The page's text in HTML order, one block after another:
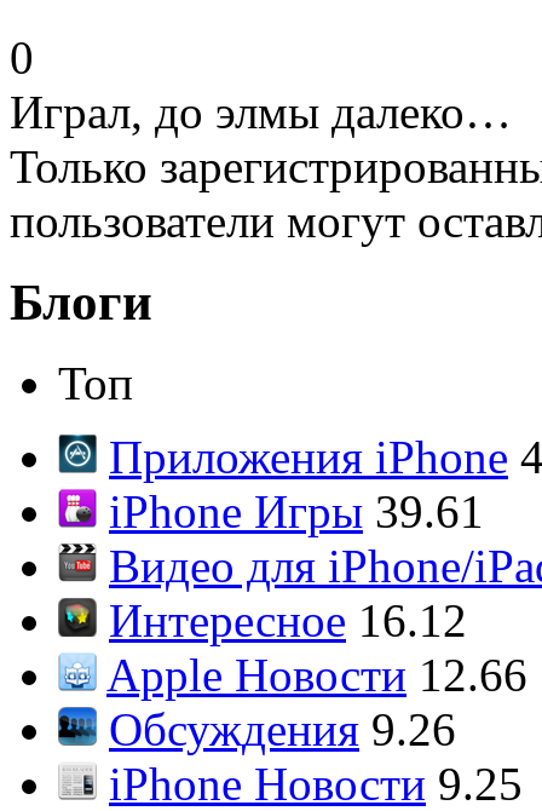
0
Играл, до элмы далеко…
Только
пользователи могут
Блоги
Топ
Приложения iPhone
iPhone Игры 39.61
Видео для iPhone/
Интересное 16.12
Apple Новости 12.66
Обсуждения 9.26
iPhone Новости 9.25